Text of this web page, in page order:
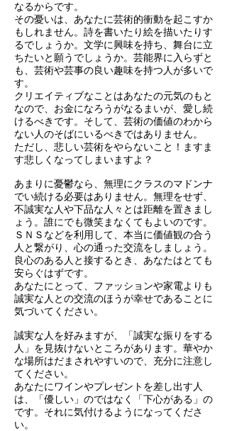
なるからです。
その憂いは、あなたに芸術的衝動を起こすか
もしれません。詩を書いたり絵を描いたりす
るでしょうか。文学に興味を持ち、舞台に立
ちたいと願うでしょうか。芸能界に入らずと
も、芸術や芸事の良い趣味を持つ人が多いで
す。
クリエイティブなことはあなたの元気のもと
なので、お金になろうがなるまいが、愛し続
けるべきです。そして、芸術の価値のわから
ない人のそばにいるべきではありません。
ただし、悲しい芸術をやらないこと！ますま
す悲しくなってしまいますよ？
あまりに憂鬱なら、無理にクラスのマドンナ
でい続ける必要はありません。無理をせず、
不誠実な人や下品な人々とは距離を置きまし
ょう。誰にでも微笑まなくてもよいのです。
ＳＮＳなどを利用して、本当に価値観の合う
人と繋がり、心の通った交流をしましょう。
良心のある人と接するとき、あなたはとても
安らぐはずです。
あなたにとって、ファッションや家電よりも
誠実な人との交流のほうが幸せであることに
気づいてください。
誠実な人を好みますが、「誠実な振りをする
人」を見抜けないところがあります。華やか
な場所はだまされやすいので、充分に注意し
てください。
あなたにワインやプレゼントを差し出す人
は、「優しい」のではなく「下心がある」の
です。それに気付けるようになってくださ
い。